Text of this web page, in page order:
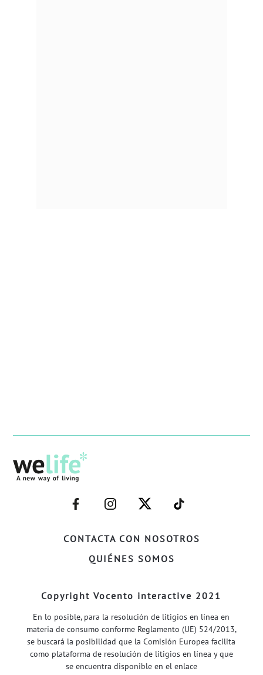
CONTACTA CON NOSOTROS
QUIÉNES SOMOS
–
FACEBOOK–
–
INSTAGRAM–
–
TWITTER–
–
WELIFE–
Copyright Vocento interactive 2021
En lo posible, para la resolución de litigios en línea en
materia de consumo conforme Reglamento (UE) 524/2013,
se buscará la posibilidad que la Comisión Europea facilita
como plataforma de resolución de litigios en línea y que
se encuentra disponible en el enlace